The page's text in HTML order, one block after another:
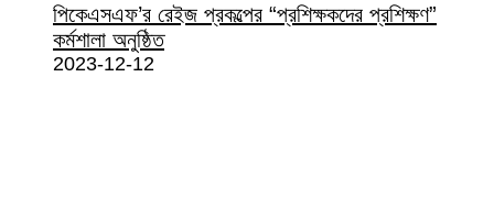
পিকেএসএফ’র রেইজ প্রকল্পের “প্রশিক্ষকদের প্রশিক্ষণ”
কর্মশালা অনুষ্ঠিত
2023-12-12